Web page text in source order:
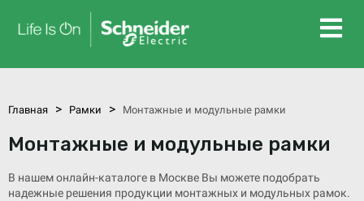
Главная > Рамки > Монтажные и модульные рамки
Монтажные и модульные рамки
В нашем онлайн-каталоге в Москве Вы можете подобрать
надежные решения продукции монтажных и модульных рамок.